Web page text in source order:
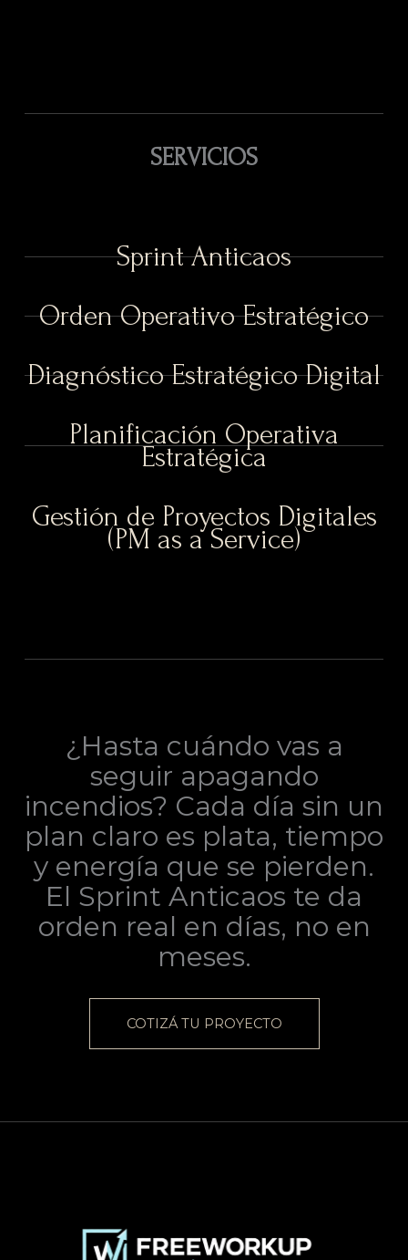
SERVICIOS
Sprint Anticaos
Orden Operativo Estratégico
Diagnóstico Estratégico Digital
Planificación Operativa
Estratégica
Gestión de Proyectos Digitales
(PM as a Service)
¿Hasta cuándo vas a
seguir apagando
incendios? Cada día sin un
plan claro es plata, tiempo
y energía que se pierden.
El Sprint Anticaos te da
orden real en días, no en
meses.
COTIZÁ TU PROYECTO